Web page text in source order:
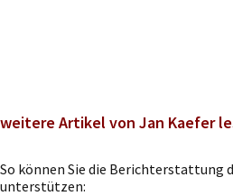
weitere Artikel von Jan Kaefer
So können Sie die Berichterstattung
unterstützen: